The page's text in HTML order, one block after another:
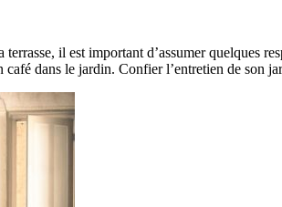
il est important d’assumer quelques
dans le jardin. Confier l’entretien de son